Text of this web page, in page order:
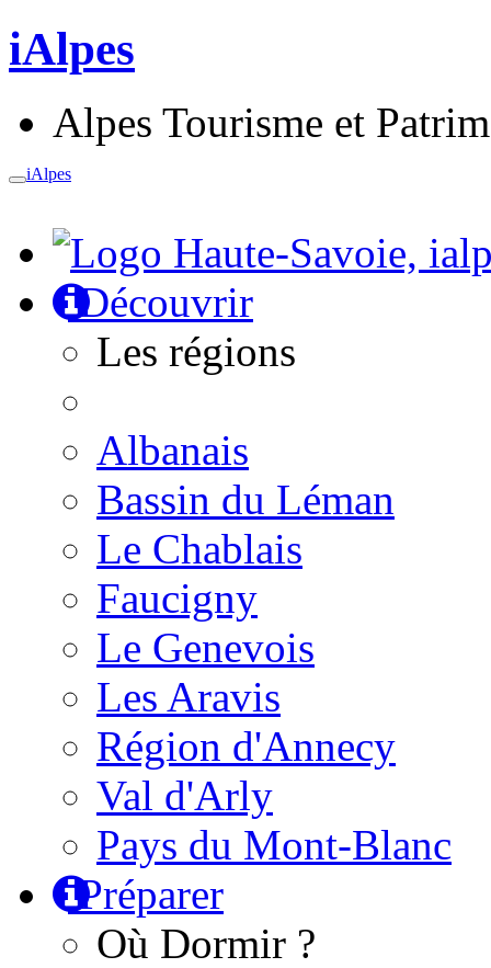
iAlpes
Alpes Tourisme et
Toggle
iAlpes
Découvrir
Les régions
Albanais
Bassin du Léman
Le Chablais
Faucigny
Le Genevois
Les Aravis
Région d'Annecy
Val d'Arly
Pays du Mont-Blanc
Préparer
Où Dormir ?